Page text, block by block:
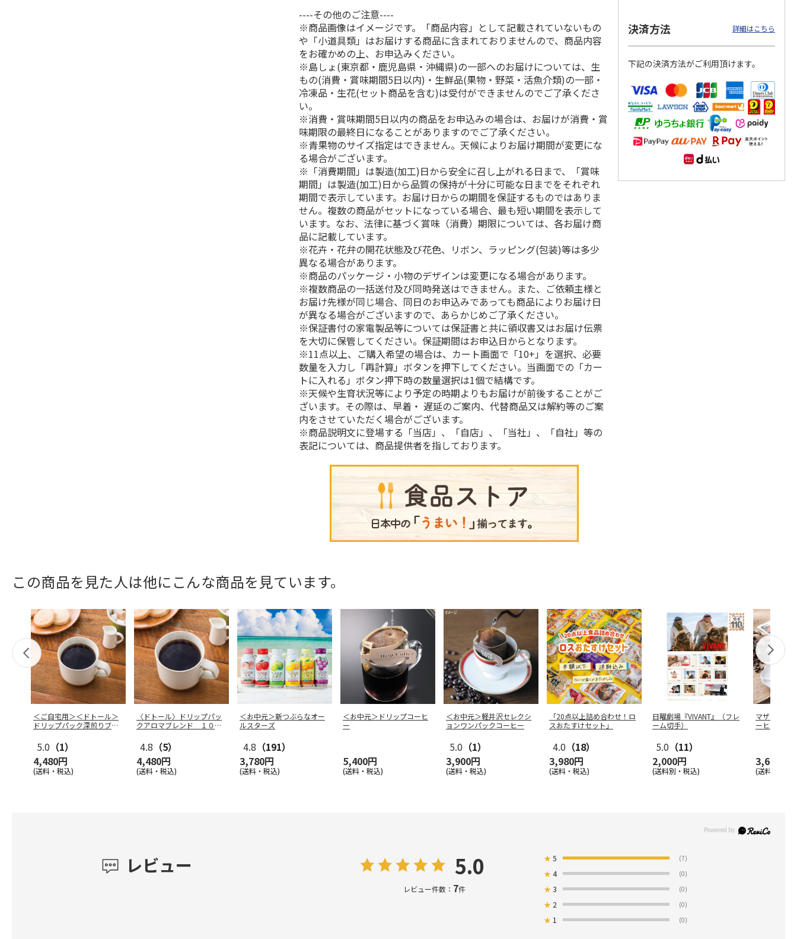
----その他のご注意----
※商品画像はイメージです。「商品内容」として記載されていないもの
や「小道具類」はお届けする商品に含まれておりませんので、商品内容
をお確かめの上、お申込みください。
※島しょ(東京都・鹿児島県・沖縄県)の一部へのお届けについては、生
もの(消費・賞味期間5日以内)・生鮮品(果物・野菜・活魚介類)の一部・
冷凍品・生花(セット商品を含む)は受付ができませんのでご了承くださ
い。
※消費・賞味期間5日以内の商品をお申込みの場合は、お届けが消費・賞
味期限の最終日になることがありますのでご了承ください。
※青果物のサイズ指定はできません。天候によりお届け期間が変更にな
る場合がございます。
※「消費期間」は製造(加工)日から安全に召し上がれる日まで、「賞味
期間」は製造(加工)日から品質の保持が十分に可能な日までをそれぞれ
期間で表示しています。お届け日からの期間を保証するものではありま
せん。複数の商品がセットになっている場合、最も短い期間を表示して
います。なお、法律に基づく賞味（消費）期限については、各お届け商
品に記載しています。
※花卉・花弁の開花状態及び花色、リボン、ラッピング(包装)等は多少
異なる場合があります。
※商品のパッケージ・小物のデザインは変更になる場合があります。
※複数商品の一括送付及び同時発送はできません。また、ご依頼主様と
お届け先様が同じ場合、同日のお申込みであっても商品によりお届け日
が異なる場合がございますので、あらかじめご了承ください。
※保証書付の家電製品等については保証書と共に領収書又はお届け伝票
を大切に保管してください。保証期間はお申込日からとなります。
※11点以上、ご購入希望の場合は、カート画面で「10+」を選択、必要
数量を入力し「再計算」ボタンを押下してください。当画面での「カー
トに入れる」ボタン押下時の数量選択は1個で結構です。
※天候や生育状況等により予定の時期よりもお届けが前後することがご
ざいます。その際は、早着・ 遅延のご案内、代替商品又は解約等のご案
内をさせていただく場合がございます。
※商品説明文に登場する「当店」、「自店」、「当社」、「自社」等の
表記については、商品提供者を指しております。
決済方法 詳細はこちら
下記の決済方法がご利用頂けます。
この商品を見た人は他にこんな商品を見ています。
＜ご自宅用＞＜ドトール＞
ドリップパック深煎りブレ
5.0 （1）
4,480円
(送料・税込)
〈ドトール〉ドリップパッ
クアロマブレンド １００
4.8 （5）
4,480円
(送料・税込)
＜お中元＞新つぶらなオー
ルスターズ
4.8 （191）
3,780円
(送料・税込)
＜お中元＞ドリップコーヒ
ー
5,400円
(送料・税込)
＜お中元＞軽井沢セレクシ
ョンワンパックコーヒー
5.0 （1）
3,900円
(送料・税込)
「20点以上詰め合わせ！ロ
スおたすけセット」
4.0 （18）
3,980円
(送料・税込)
日曜劇場『VIVANT』（フレ
ーム切手）
5.0 （11）
2,000円
(送料別・税込)
マザーツリ
ーヒー 30パ
3,600円
(送料・税込)
レビュー 5.0
レビュー件数： 7件
★5 (7)
★4 (0)
★3 (0)
★ 2 (0)
★ 1 (0)